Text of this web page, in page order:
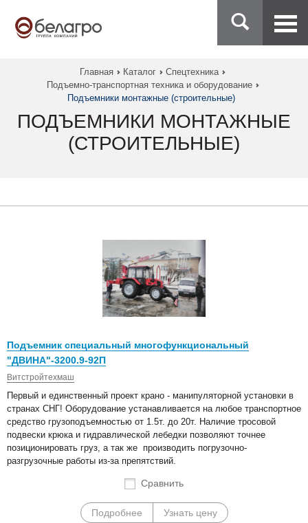
Главная Каталог
Спецтехника
Подъемно-транспортная техника и оборудование
Подъемники монтажные (строительные)
ПОДЪЕМНИКИ МОНТАЖНЫЕ
(СТРОИТЕЛЬНЫЕ)
Подъемник специальный многофункциональный
"ДВИНА"-3200.9-92П
Витстройтехмаш
Первый и единственный проект крано - манипуляторной установки в
странах СНГ! Оборудование устанавливается на любое транспортное
средство грузоподъемностью от 1.5т. до 20т. Наличие тросовой
подвески крюка и гидравлической лебедки позволяют точнее
позиционировать груз, а так же производить погрузочно-
разгрузочные работы из-за препятствий.
Сравнить
Подробнее Узнать цену